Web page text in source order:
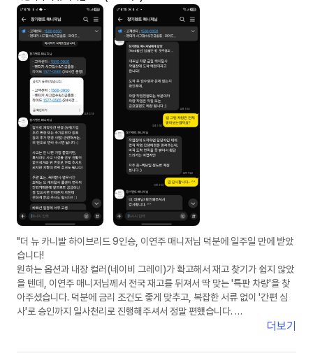
"더 뉴 카니발 하이브리드 9인승, 이연주 매니저님 덕분에 일주일 만에 받았
습니다!
​원하는 옵션과 내장 컬러(네이비 그레이)가 확고해서 재고 찾기가 쉽지 않았
을 텐데, 이연주 매니저님께서 전국 재고를 뒤져서 딱 맞는 '특판 차량'을 찾
아주셨습니다. 덕분에 금리 조건도 좋게 맞추고, 복잡한 서류 없이 '간편 심
사'로 승인까지 일사천리로 진행해주셔서 정말 편했습니다.
​차량 배정부터 탁송까지 중간중간 진행 상황을 먼저 알려주시고, 제가 놓칠
좋게 드라이브 다녀왔네요. 빠르고 정확한 일 처리는 물론이고 정말 친절하
더보기